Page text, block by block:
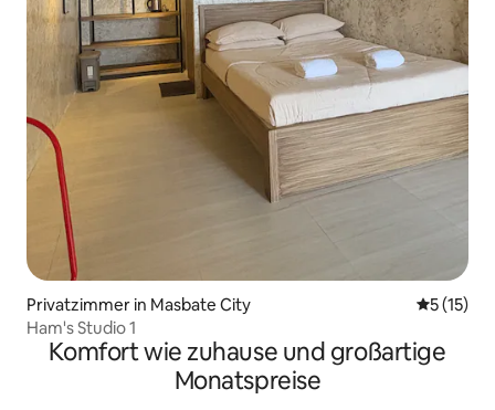
Privatzimmer in Masbate City
5 (15)
Ham's Studio 1
Komfort wie zuhause und großartige
Monatspreise